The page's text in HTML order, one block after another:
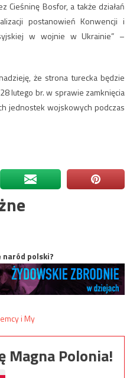
Cieśninę Bosfor, a także działań
postanowień Konwencji i
w wojnie w Ukrainie” –
że strona turecka będzie
lutego br. w sprawie zamknięcia
jednostek wojskowych podczas
naród polski?
Magna Polonia!